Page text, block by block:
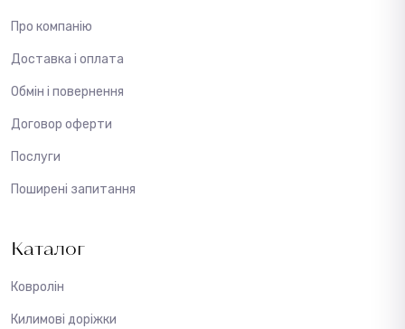
Про компанію
Доставка і оплата
Обмін і повернення
Договор оферти
Послуги
Поширені запитання
Каталог
Ковролін
Килимові доріжки